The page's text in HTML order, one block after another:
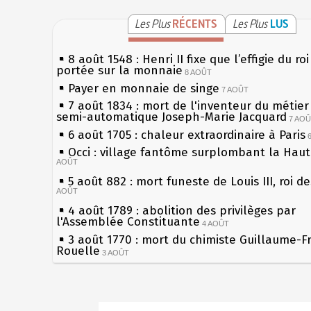
Les PlusRÉCENTS Les Plus LUS
8 août 1548 : Henri II fixe que l’effigie du
portée sur la monnaie 8 AOÛT
Payer en monnaie de singe 7 AOÛT
7 août 1834 : mort de l'inventeur du
semi-automatique Joseph-Marie Jacquard 7
6 août 1705 : chaleur extraordinaire à Paris
Occi : village fantôme surplombant la
AOÛT
5 août 882 : mort funeste de Louis III, roi
AOÛT
4 août 1789 : abolition des privilèges par
l'Assemblée Constituante 4 AOÛT
3 août 1770 : mort du chimiste Guillaume-
Rouelle 3 AOÛT
Musée Jean de La Fontaine : réouverture